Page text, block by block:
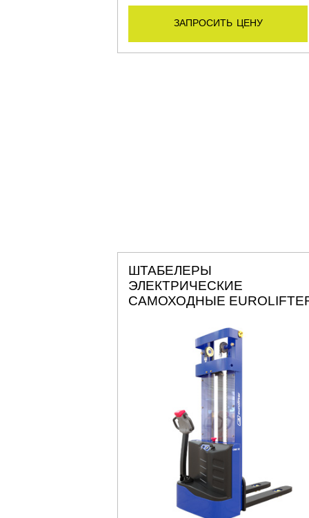
запросить цену
ШТАБЕЛЕРЫ
ЭЛЕКТРИЧЕСКИЕ
САМОХОДНЫЕ